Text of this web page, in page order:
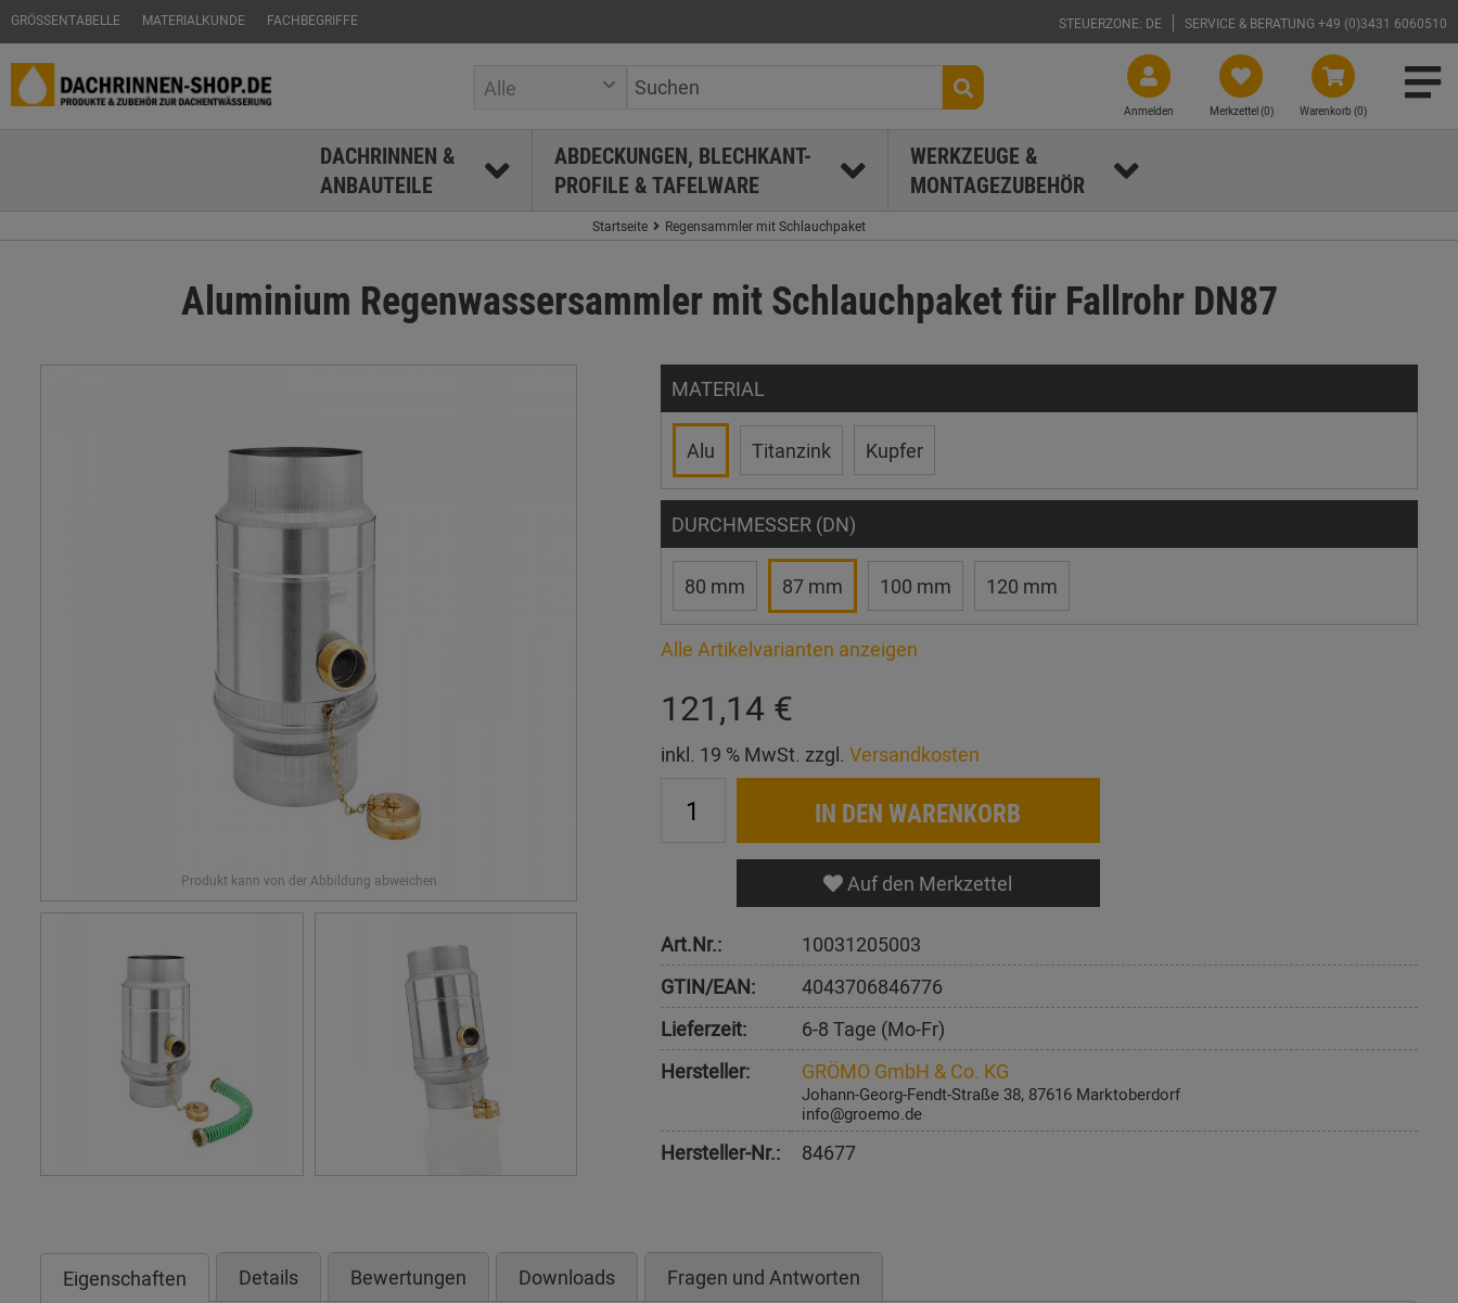
GRÖSSENTABELLE MATERIALKUNDE FACHBEGRIFFE STEUERZONE: DE SERVICE & BERATUNG +49 (0)3431 6060510
Warenkorb (0)
Merkzettel (0)
Anmelden
Alle
DACHRINNEN &
ANBAUTEILE
ABDECKUNGEN, BLECHKANT-
PROFILE & TAFELWARE
WERKZEUGE &
MONTAGEZUBEHÖR
Startseite Regensammler mit Schlauchpaket
Aluminium Regenwassersammler mit Schlauchpaket für Fallrohr DN87
MATERIAL
Alu Titanzink Kupfer
DURCHMESSER (DN)
80 mm 87 mm 100 mm 120 mm
Alle Artikelvarianten anzeigen
121,14 €
inkl. 19 % MwSt. zzgl. Versandkosten
IN DEN WARENKORB
Auf den Merkzettel
Art.Nr.:
10031205003
GTIN/EAN:
4043706846776
Lieferzeit:
6-8 Tage (Mo-Fr)
Hersteller:
GRÖMO GmbH & Co. KG
Johann-Georg-Fendt-Straße 38, 87616 Marktoberdorf
info@groemo.de
Hersteller-Nr.: 84677
Eigenschaften Details Bewertungen Downloads Fragen und Antworten